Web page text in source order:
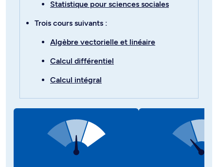
Statistique pour sciences sociales
Trois cours suivants :
Algèbre vectorielle et linéaire
Calcul différentiel
Calcul intégral